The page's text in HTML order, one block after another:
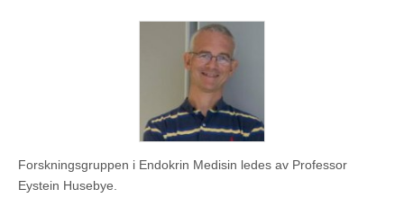
Forskningsgruppen i Endokrin Medisin ledes av Professor
Eystein Husebye.